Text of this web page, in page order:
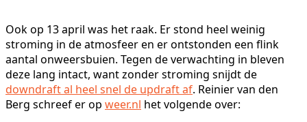
Ook op 13 april was het raak. Er stond heel weinig
stroming in de atmosfeer en er ontstonden een flink
aantal onweersbuien. Tegen de verwachting in bleven
deze lang intact, want zonder stroming snijdt de
downdraft al heel snel de updraft af. Reinier van den
Berg schreef er op weer.nl het volgende over: